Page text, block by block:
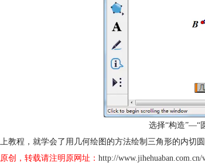
选择“构造”—“
教程，就学会了用几何绘图的方法绘制三角形的内切
创，转载请注明原网址： http://www.jihehuaban.com.cn/